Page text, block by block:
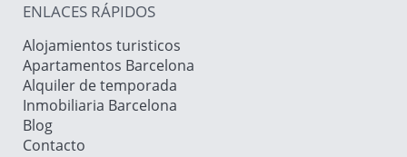
ENLACES RÁPIDOS
Alojamientos turisticos
Apartamentos Barcelona
Alquiler de temporada
Inmobiliaria Barcelona
Blog
Contacto